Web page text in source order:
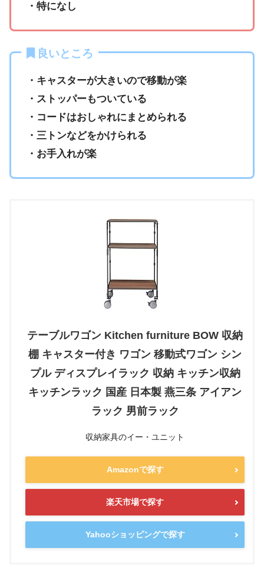
・特になし
良いところ
・キャスターが大きいので移動が楽
・ストッパーもついている
・コードはおしゃれにまとめられる
・三トンなどをかけられる
・お手入れが楽
テーブルワゴン Kitchen furniture BOW 収納
棚 キャスター付き ワゴン 移動式ワゴン シン
プル ディスプレイラック 収納 キッチン収納
キッチンラック 国産 日本製 燕三条 アイアン
ラック 男前ラック
収納家具のイー・ユニット
Amazonで探す
楽天市場で探す
Yahooショッピングで探す